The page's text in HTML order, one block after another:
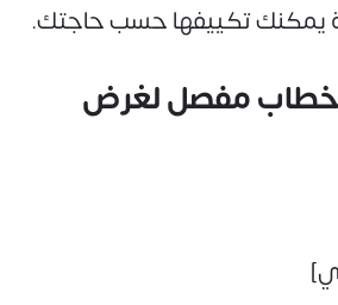
خطاب مفصل لغرض